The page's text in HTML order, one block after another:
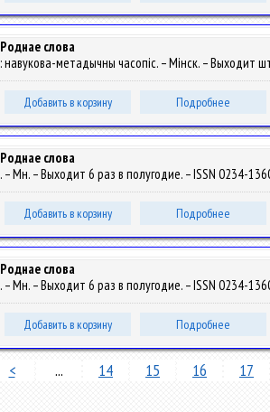
Роднае слова
: навукова-метадычны часопіс. – Мінск. – Выходит
Добавить в корзину Подробнее
Роднае слова
. – Мн. – Выходит 6 раз в полугодие. – ISSN 0234-
Добавить в корзину Подробнее
Роднае слова
. – Мн. – Выходит 6 раз в полугодие. – ISSN 0234-
Добавить в корзину Подробнее
< ... 14 15 16 17